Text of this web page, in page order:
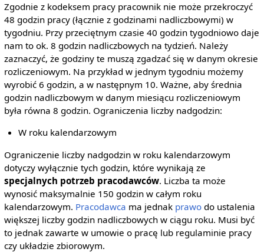
Zgodnie z kodeksem pracy pracownik nie może przekroczyć
48 godzin pracy (łącznie z godzinami nadliczbowymi) w
tygodniu. Przy przeciętnym czasie 40 godzin tygodniowo daje
nam to ok. 8 godzin nadliczbowych na tydzień. Należy
zaznaczyć, że godziny te muszą zgadzać się w danym okresie
rozliczeniowym. Na przykład w jednym tygodniu możemy
wyrobić 6 godzin, a w następnym 10. Ważne, aby średnia
godzin nadliczbowym w danym miesiącu rozliczeniowym
była równa 8 godzin. Ograniczenia liczby nadgodzin:
W roku kalendarzowym
Ograniczenie liczby nadgodzin w roku kalendarzowym
dotyczy wyłącznie tych godzin, które wynikają ze
specjalnych potrzeb pracodawców. Liczba ta może
wynosić maksymalnie 150 godzin w całym roku
kalendarzowym. Pracodawca ma jednak prawodo ustalenia
większej liczby godzin nadliczbowych w ciągu roku. Musi być
to jednak zawarte w umowie o pracę lub regulaminie pracy
czy układzie zbiorowym.